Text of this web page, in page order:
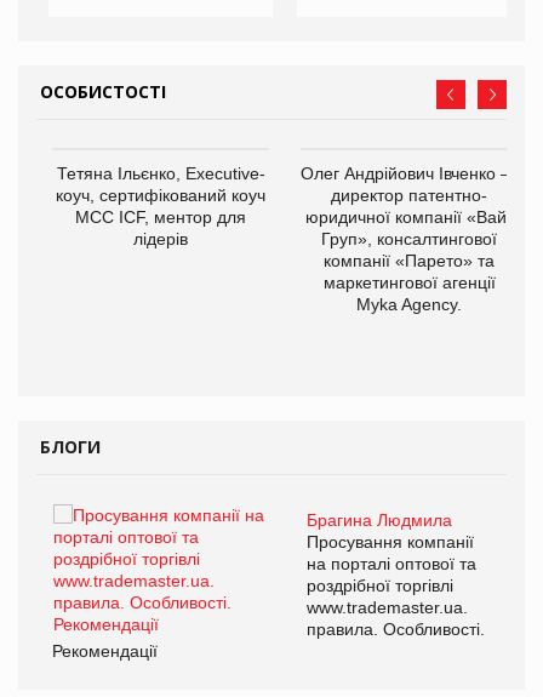
ОСОБИСТОСТІ
Тетяна Ільєнко, Executive-
коуч, сертифікований коуч
МСС ICF, ментор для
лідерів
Олег Андрійович Івченко —
директор патентно-
юридичної компанії «Вайз
Груп», консалтингової
компанії «Парето» та
маркетингової агенції
Myka Agency.
БЛОГИ
Брагина Людмила
Просування компанії
на порталі оптової та
роздрібної торгівлі
www.trademaster.ua.
правила. Особливості.
Рекомендації